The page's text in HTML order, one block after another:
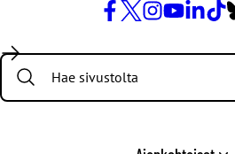
/
Twitter
Search: